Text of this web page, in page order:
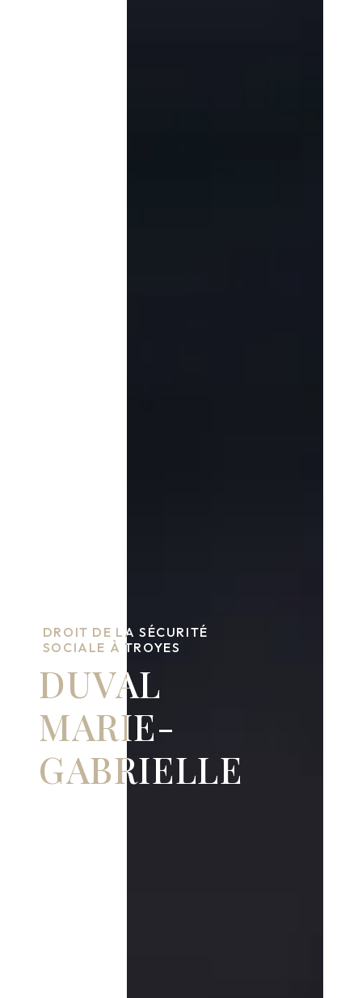
DROIT DE LA SÉCURITÉ
SOCIALE À TROYES
DUVAL
MARIE-
GABRIELLE